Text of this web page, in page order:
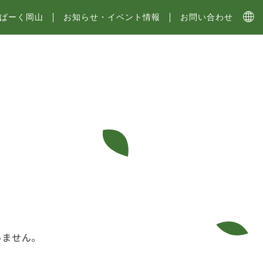
ぱーく岡山 お知らせ・イベント情報 お問い合わせ
せん。